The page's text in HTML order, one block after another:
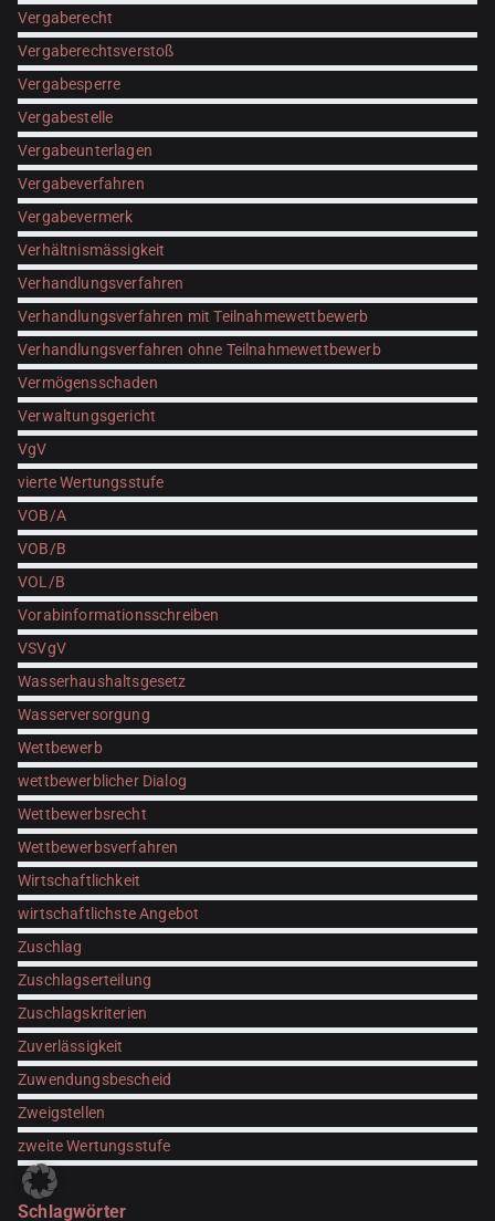
Vergaberecht
Vergaberechtsverstoß
Vergabesperre
Vergabestelle
Vergabeunterlagen
Vergabeverfahren
Vergabevermerk
Verhältnismässigkeit
Verhandlungsverfahren
Verhandlungsverfahren mit Teilnahmewettbewerb
Verhandlungsverfahren ohne Teilnahmewettbewerb
Vermögensschaden
Verwaltungsgericht
VgV
vierte Wertungsstufe
VOB/A
VOB/B
VOL/B
Vorabinformationsschreiben
VSVgV
Wasserhaushaltsgesetz
Wasserversorgung
Wettbewerb
wettbewerblicher Dialog
Wettbewerbsrecht
Wettbewerbsverfahren
Wirtschaftlichkeit
wirtschaftlichste Angebot
Zuschlag
Zuschlagserteilung
Zuschlagskriterien
Zuverlässigkeit
Zuwendungsbescheid
Zweigstellen
zweite Wertungsstufe
Schlagwörter